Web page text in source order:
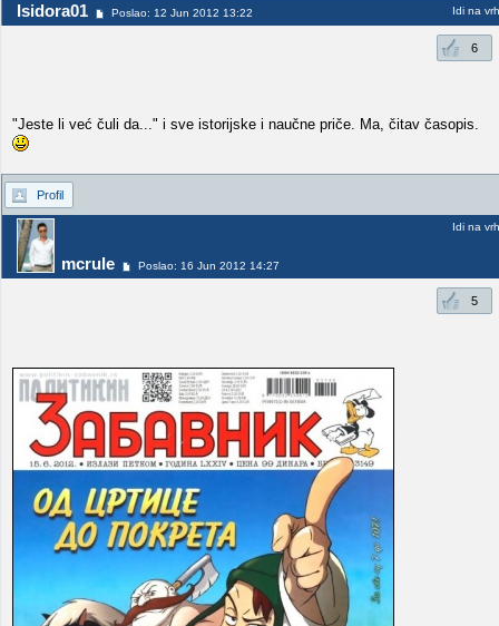
Isidora01 Poslao: 12 Jun 2012 13:22 Idi na vrh
6
"Jeste li već čuli da..." i sve istorijske i naučne priče. Ma, čitav časopis.
Profil
mcrule Poslao: 16 Jun 2012 14:27
Idi na vrh
5